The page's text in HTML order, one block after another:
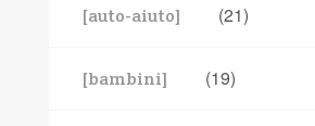
[auto-aiuto] (21)
[bambini] (19)